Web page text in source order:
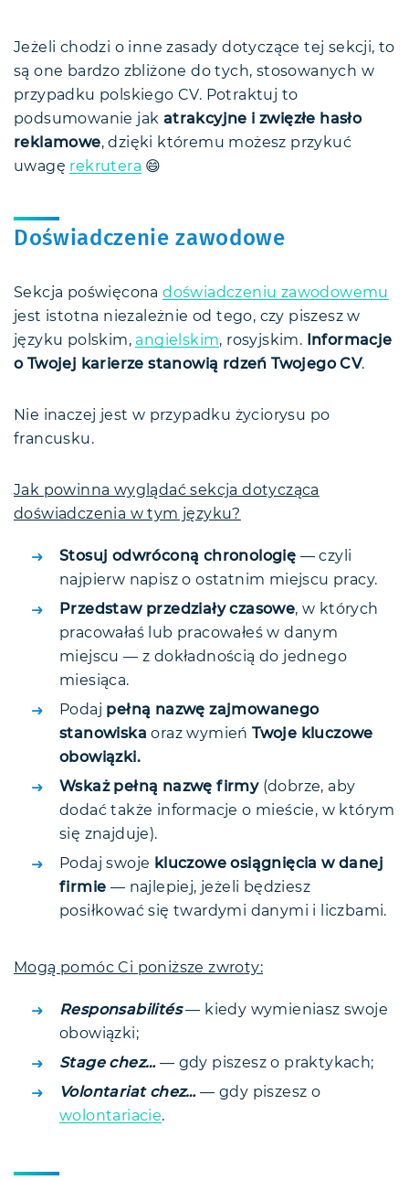
Jeżeli chodzi o inne zasady dotyczące tej sekcji, to
są one bardzo zbliżone do tych, stosowanych w
przypadku polskiego CV. Potraktuj to
podsumowanie jak atrakcyjne i zwięzłe hasło
reklamowe, dzięki któremu możesz przykuć
uwagę rekrutera 😄
Doświadczenie zawodowe
Sekcja poświęconadoświadczeniu zawodowemu
jest istotna niezależnie od tego, czy piszesz w
języku polskim, angielskim, rosyjskim.
Informacje
o Twojej karierze stanowią rdzeń Twojego CV.
Nie inaczej jest w przypadku życiorysu po
francusku.
Jak powinna wyglądać sekcja dotycząca
doświadczenia w tym języku?
Stosuj odwróconą chronologię — czyli
najpierw napisz o ostatnim miejscu pracy.
Przedstaw przedziały czasowe, w których
pracowałaś lub pracowałeś w danym
miejscu — z dokładnością do jednego
miesiąca.
Podaj pełną nazwę zajmowanego
stanowiska oraz wymieńTwoje kluczowe
obowiązki.
Wskaż pełną nazwę firmy(dobrze, aby
dodać także informacje o mieście, w którym
się znajduje).
Podaj swoje kluczowe osiągnięcia w danej
firmie — najlepiej, jeżeli będziesz
posiłkować się twardymi danymi i liczbami.
Mogą pomóc Ci poniższe zwroty:
Responsabilités — kiedy wymieniasz swoje
obowiązki;
Stage chez… — gdy piszesz o praktykach;
Volontariat chez… — gdy piszesz o
wolontariacie.